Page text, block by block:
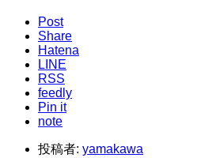
Post
Share
Hatena
LINE
RSS
feedly
Pin it
note
投稿者: yamakawa